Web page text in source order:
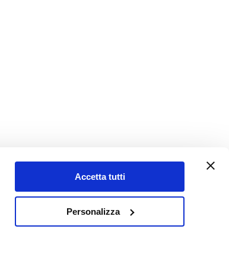
Accetta tutti
Personalizza